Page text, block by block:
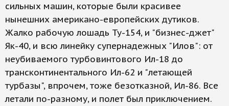
сильных машин, которые были красивее
нынешних американо-европейских дутиков.
Жалко рабочую лошадь Ту-154, и "бизнес-джет"
Як-40, и всю линейку супернадежных "Илов": от
неубиваемого турбовинтового Ил-18 до
трансконтинентального Ил-62 и "летающей
турбазы", впрочем, тоже безотказной, Ил-86. Все
летали по-разному, и полет был приключением.